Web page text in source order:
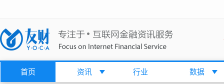
首页 资讯 行业 数据